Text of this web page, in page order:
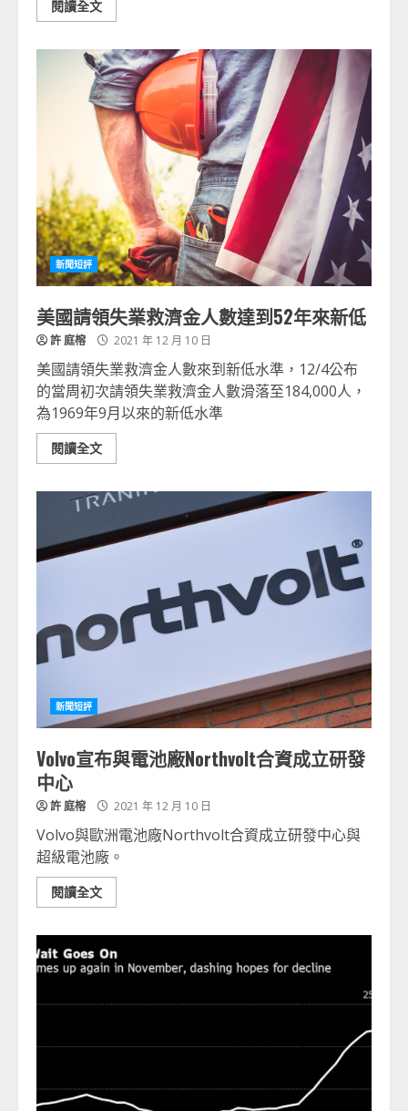
閱讀全文
新聞短評
美國請領失業救濟金人數達到52年來新低
許 庭榕 2021 年 12 月 10 日
美國請領失業救濟金人數來到新低水準，12/4公布
的當周初次請領失業救濟金人數滑落至184,000人，
為1969年9月以來的新低水準
閱讀全文
新聞短評
Volvo宣布與電池廠Northvolt合資成立研發
中心
許 庭榕 2021 年 12 月 10 日
Volvo與歐洲電池廠Northvolt合資成立研發中心與
超級電池廠。
閱讀全文